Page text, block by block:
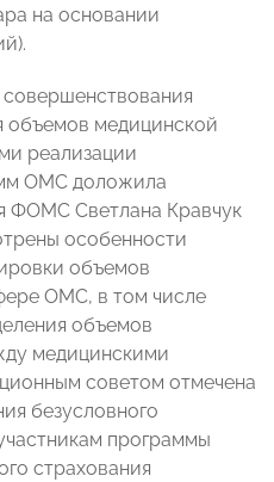
на основании
объемов медицинской
реализации
ОМС доложила
ФОМС Светлана Кравчук
особенности
объемов
ОМС, в том числе
объемов
медицинскими
советом отмечена
безусловного
программы
страхования